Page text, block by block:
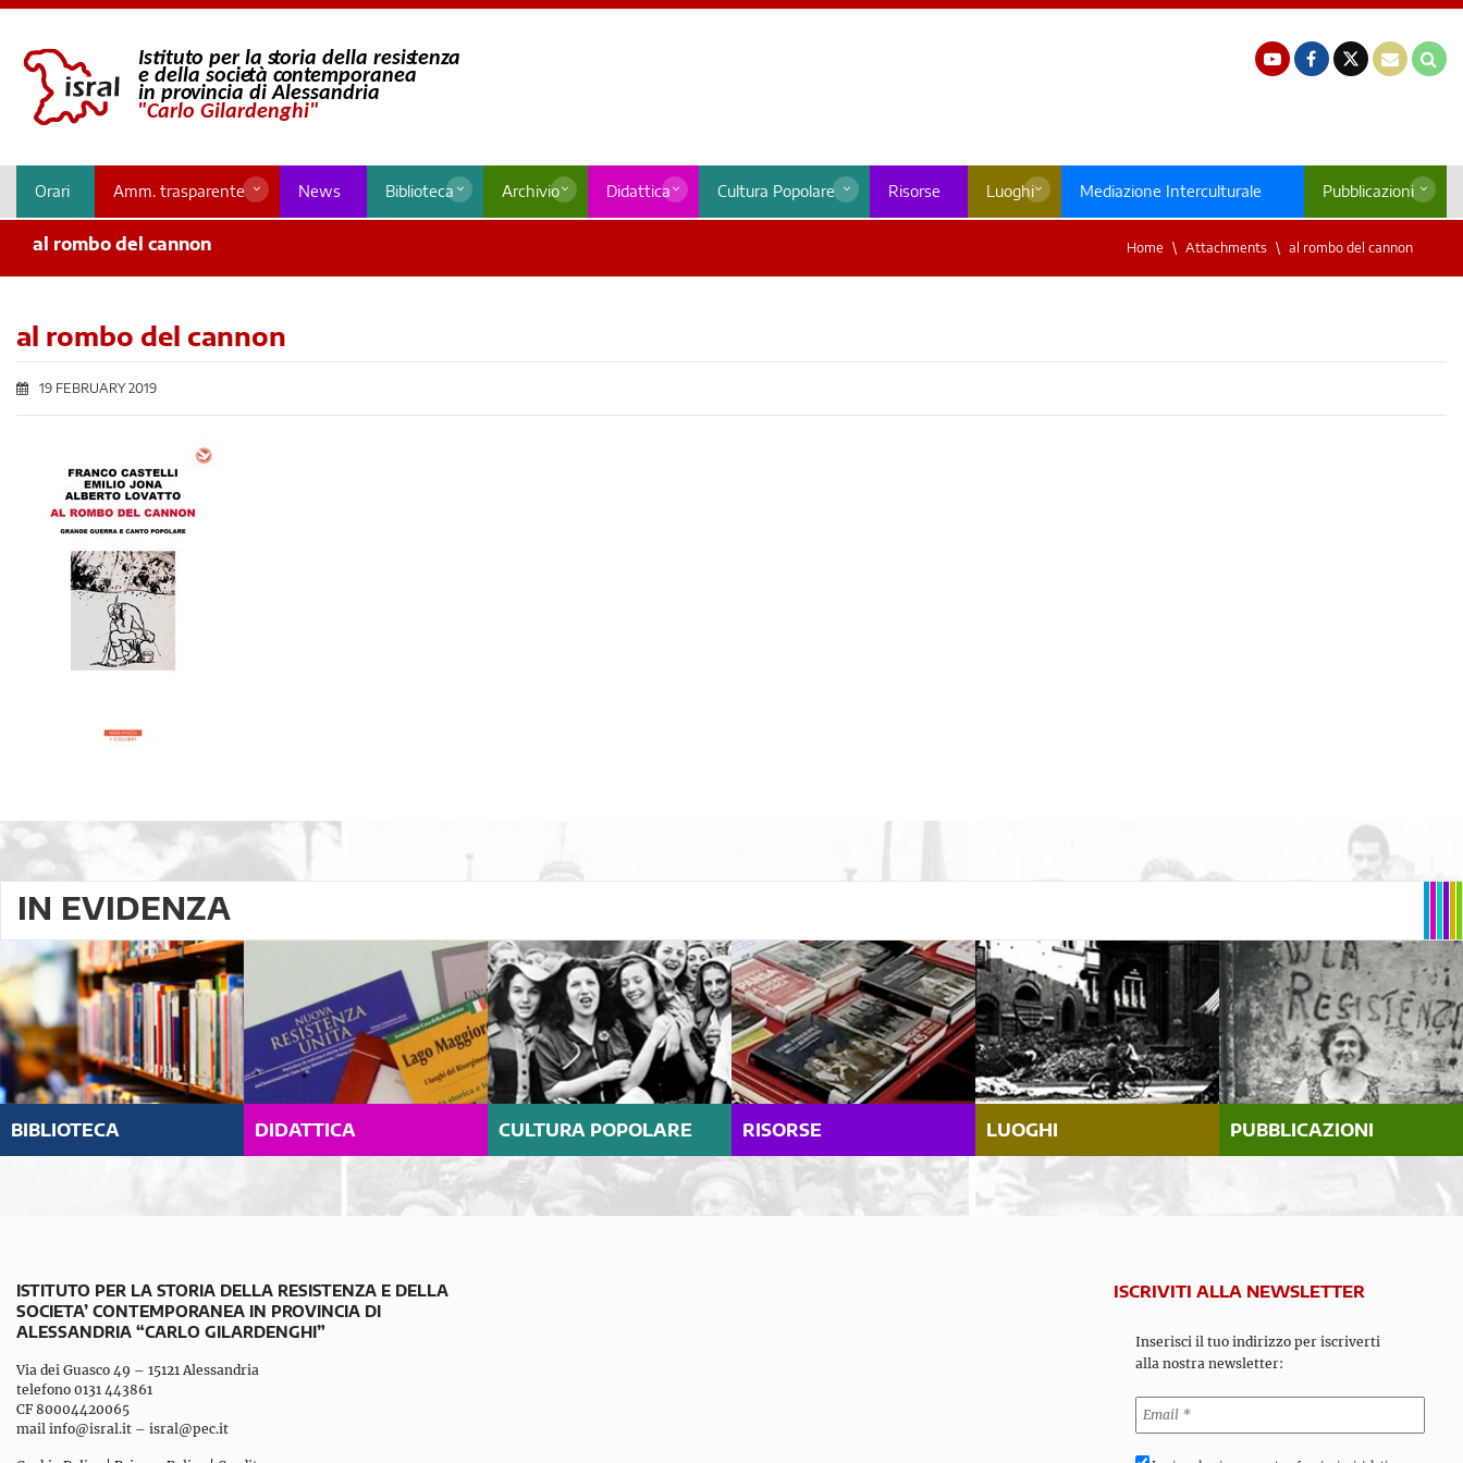
Orari Amm. trasparente News Biblioteca Archivio Didattica Cultura Popolare Risorse Luoghi Mediazione Interculturale Pubblicazioni
al rombo del cannon Home Attachments al rombo del cannon
al rombo del cannon
19 FEBRUARY 2019
IN EVIDENZA
BIBLIOTECA DIDATTICA CULTURA POPOLARE RISORSE LUOGHI PUBBLICAZIONI
ISTITUTO PER LA STORIA DELLA RESISTENZA E DELLA
SOCIETA’ CONTEMPORANEA IN PROVINCIA DI
ALESSANDRIA “CARLO GILARDENGHI”
Via dei Guasco 49 – 15121 Alessandria
telefono 0131 443861
CF 80004420065
mail info@isral.it – isral@pec.it
ISCRIVITI ALLA NEWSLETTER
Inserisci il tuo indirizzo per iscriverti
alla nostra newsletter: